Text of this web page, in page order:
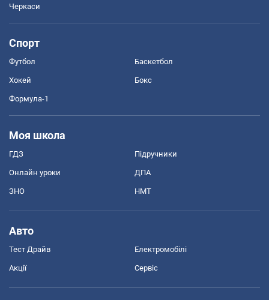
Черкаси
Спорт
Футбол Баскетбол
Хокей Бокс
Формула-1
Моя школа
ГДЗ Підручники
Онлайн уроки ДПА
ЗНО НМТ
Авто
Тест Драйв Електромобілі
Акції Сервіс